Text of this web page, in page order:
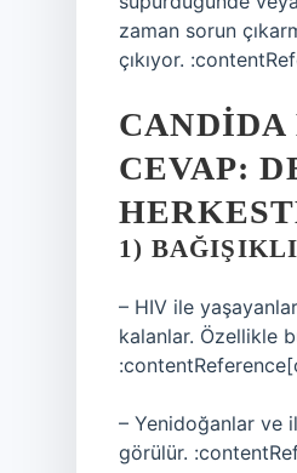
zaman sorun
çıkıyor.
CEVAP:
1)
– HIV ile
kalanlar. Özellikle
– Yenidoğanlar ve
görülür.